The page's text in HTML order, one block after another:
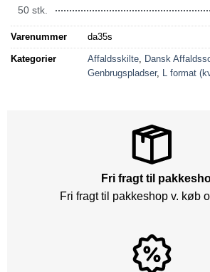
50 stk.
Varenummer da35s
Kategorier Affaldsskilte Dansk
Genbrugspladser, L format
Fri fragt til
Fri fragt til pakkeshop v. køb